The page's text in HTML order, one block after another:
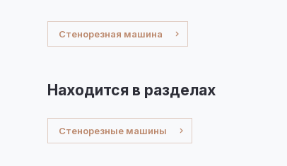
Стенорезная машина
Находится в разделах
Стенорезные машины